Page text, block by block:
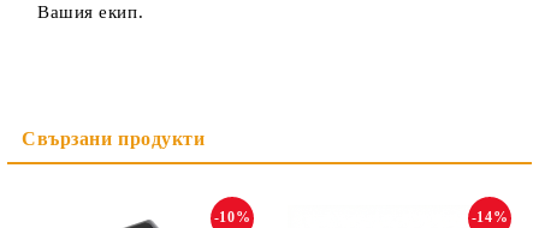
Вашия екип.
-10% -14%